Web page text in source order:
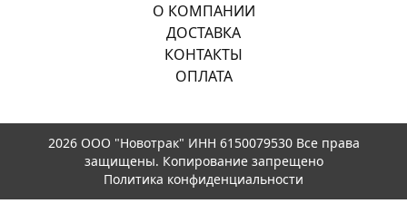
О КОМПАНИИ
ДОСТАВКА
КОНТАКТЫ
ОПЛАТА
2026 ООО "Новотрак" ИНН 6150079530 Все права
защищены. Копирование запрещено
Политика конфиденциальности